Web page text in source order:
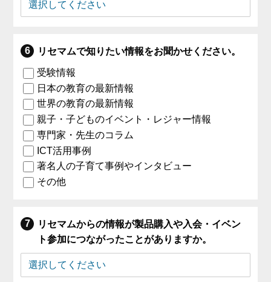
リセマムで知りたい情報をお聞かせください。
受験情報
日本の教育の最新情報
世界の教育の最新情報
親子・子どものイベント・レジャー情報
専門家・先生のコラム
ICT活用事例
著名人の子育て事例やインタビュー
その他
リセマムからの情報が製品購入や入会・イベン
ト参加につながったことがありますか。